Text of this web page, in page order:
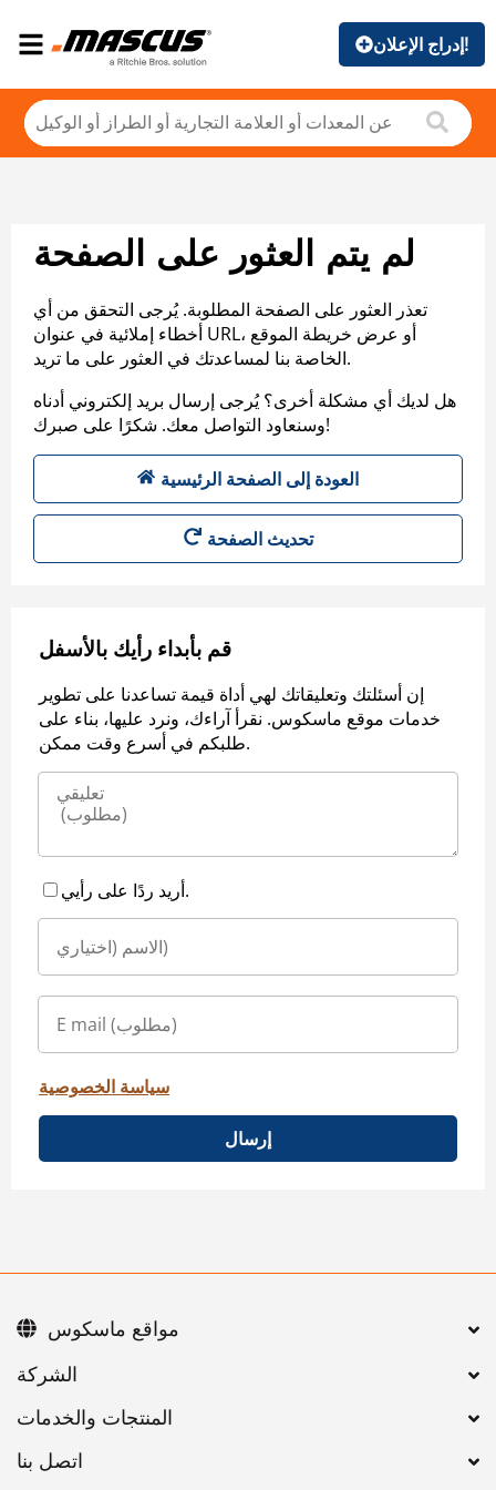
إدراج الإعلان!
لم يتم العثور على الصفحة
تعذر العثور على الصفحة المطلوبة. يُرجى التحقق من أي
أخطاء إملائية في عنوان URL، أو عرض خريطة الموقع
الخاصة بنا لمساعدتك في العثور على ما تريد.
هل لديك أي مشكلة أخرى؟ يُرجى إرسال بريد إلكتروني أدناه
وسنعاود التواصل معك. شكرًا على صبرك!
العودة إلى الصفحة الرئيسية
تحديث الصفحة
قم بأبداء رأيك بالأسفل
إن أسئلتك وتعليقاتك لهي أداة قيمة تساعدنا على تطوير
خدمات موقع ماسكوس. نقرأ آراءك، ونرد عليها، بناء على
طلبكم في أسرع وقت ممكن.
أريد ردًا على رأيي.
سياسة الخصوصية
إرسال
اتصل بنا
مواقع ماسكوس